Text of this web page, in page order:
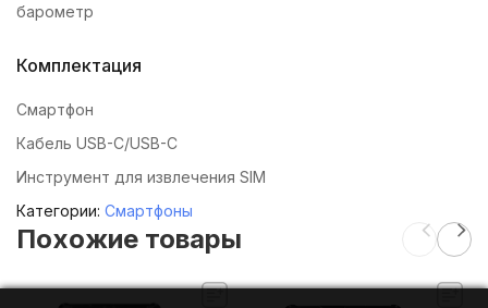
барометр
Комплектация
Смартфон
Кабель USB-C/USB-C
Инструмент для извлечения SIM
Категории: Смартфоны
Похожие товары